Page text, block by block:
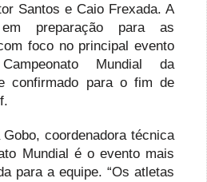
Santos e Caio Frexada. A
preparação para as
foco no principal evento
Mundial da
confirmado para o fim de
coordenadora técnica
Mundial é o evento mais
para a equipe. “Os atletas